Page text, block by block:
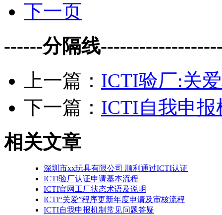
下一页
------分隔线
上一篇： ICTI验厂:关
下一篇： ICTI自我申
相关文章
深圳市xx玩具有限公司 顺利通过ICTI认证
ICTI验厂认证申请基本流程
ICTI官网工厂状态术语及说明
ICTI“关爱”程序更新年度申请及审核流程
ICTI自我申报机制常见问题答疑